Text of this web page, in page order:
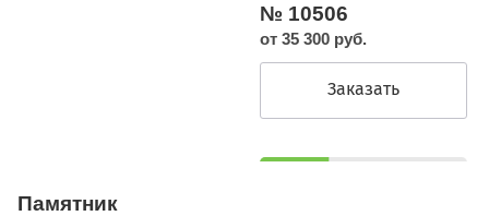
№ 10506
от 35 300 руб.
Заказать
Памятник